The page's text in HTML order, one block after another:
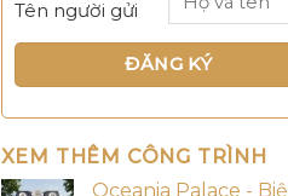
Tên người gửi
XEM THÊM CÔNG TRÌNH
Oceania Palace -